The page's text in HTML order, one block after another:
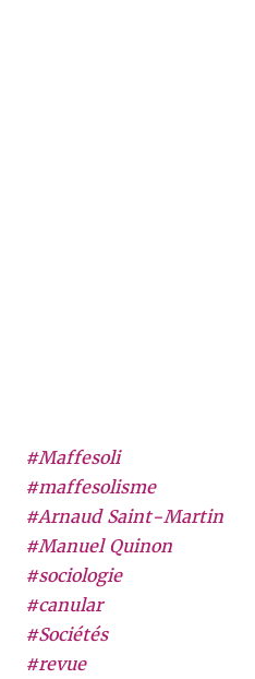
#Maffesoli
#maffesolisme
#Arnaud Saint-Martin
#Manuel Quinon
#sociologie
#canular
#Sociétés
#revue